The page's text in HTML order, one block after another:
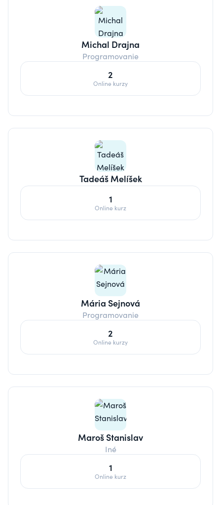
Michal Drajna
Programovanie
2
Online kurzy
Tadeáš Melíšek
1
Online kurz
Mária Sejnová
Programovanie
2
Online kurzy
Maroš Stanislav
Iné
1
Online kurz